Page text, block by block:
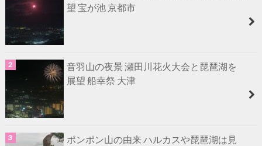
望 宝が池 京都市
音羽山の夜景 瀬田川花火大会と琵琶湖を
展望 船幸祭 大津
ポンポン山の由来 ハルカスや琵琶湖は見